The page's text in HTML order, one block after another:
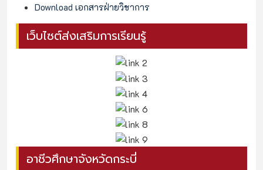
Download เอกสารฝ่ายวิชาการ
เว็บไซต์ส่งเสริมการเรียนรู้
อาชีวศึกษาจังหวัดกระบี่